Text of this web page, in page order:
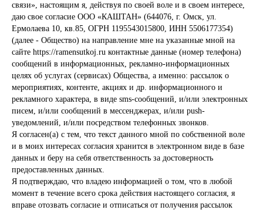
связи», настоящим я, действуя по своей воле и в своем интересе,
даю свое согласие ООО «КАШТАН» (644076, г. Омск, ул.
Ермолаева 10, кв.85, ОГРН 1195543015800, ИНН 5506177354)
(далее - Общество) на направление мне на указанные мной на
сайте https://ramensutkoj.ru контактные данные (номер телефона)
сообщений в информационных, рекламно-информационных
целях об услугах (сервисах) Общества, а именно: рассылок о
мероприятиях, контенте, акциях и др. информационного и
рекламного характера, в виде sms-сообщений, и/или электронных
писем, и/или сообщений в мессенджерах, и/или push-
уведомлений, и/или посредством телефонных звонков.
Я согласен(а) с тем, что текст данного мной по собственной воле
и в моих интересах согласия хранится в электронном виде в базе
данных и беру на себя ответственность за достоверность
предоставленных данных.
Я подтверждаю, что владею информацией о том, что в любой
момент в течение всего срока действия настоящего согласия, я
вправе отозвать согласие и отписаться от получения рассылок